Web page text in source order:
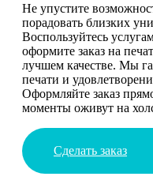
Не упустите
порадовать близких
Воспользуйтесь
оформите заказ на
лучшем качестве. Мы
печати и
Оформляйте заказ
моменты оживут на
Сделать заказ